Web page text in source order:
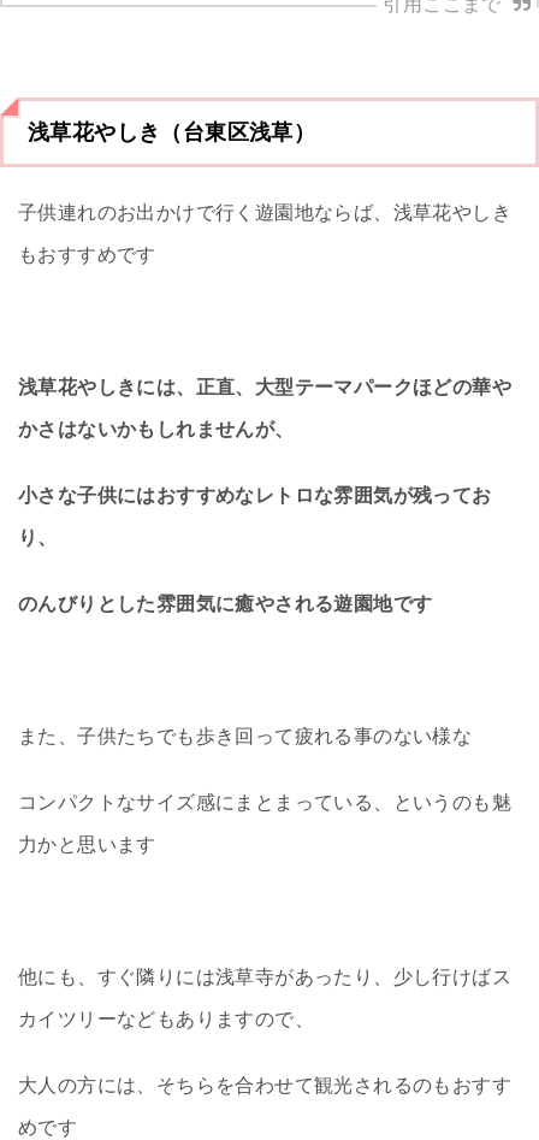
浅草花やしき（台東区浅草）
子供連れのお出かけで行く遊園地ならば、浅草花やしき
もおすすめです
浅草花やしきには、正直、大型テーマパークほどの華や
かさはないかもしれませんが、
小さな子供にはおすすめなレトロな雰囲気が残ってお
り、
のんびりとした雰囲気に癒やされる遊園地です
また、子供たちでも歩き回って疲れる事のない様な
コンパクトなサイズ感にまとまっている、というのも魅
力かと思います
他にも、すぐ隣りには浅草寺があったり、少し行けばス
カイツリーなどもありますので、
大人の方には、そちらを合わせて観光されるのもおすす
めです